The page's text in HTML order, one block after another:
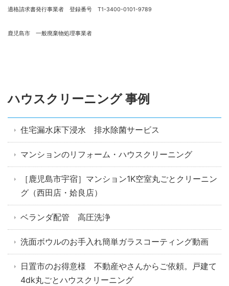
適格請求書発行事業者 登録番号 T1-3400-0101-9789
鹿児島市 一般廃棄物処理事業者
ハウスクリーニング 事例
住宅漏水床下浸水 排水除菌サービス
マンションのリフォーム・ハウスクリーニング
［鹿児島市宇宿］マンション1K空室丸ごとクリーニン
グ（西田店・姶良店）
ベランダ配管 高圧洗浄
洗面ボウルのお手入れ簡単ガラスコーティング動画
日置市のお得意様 不動産やさんからご依頼。戸建て
4dk丸ごとハウスクリーニング